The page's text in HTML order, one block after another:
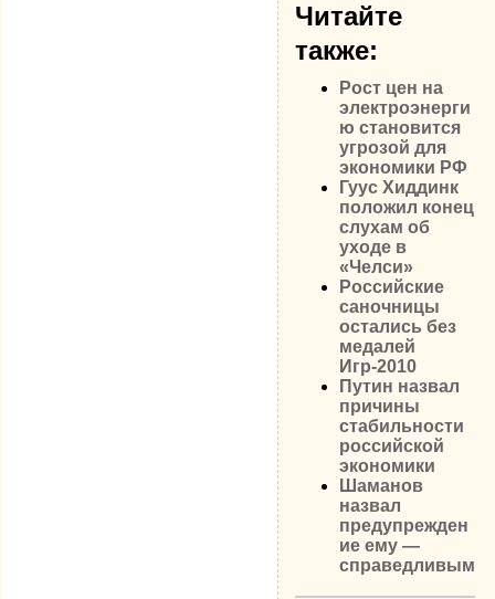
Читайте
также:
Рост цен на
электроэнерги
ю становится
угрозой для
экономики РФ
Гуус Хиддинк
положил конец
слухам об
уходе в
«Челси»
Российские
саночницы
остались без
медалей
Игр-2010
Путин назвал
причины
стабильности
российской
экономики
Шаманов
назвал
предупрежден
ие ему —
справедливым